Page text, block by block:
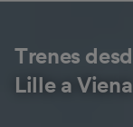
Trenes
Lille a Viena